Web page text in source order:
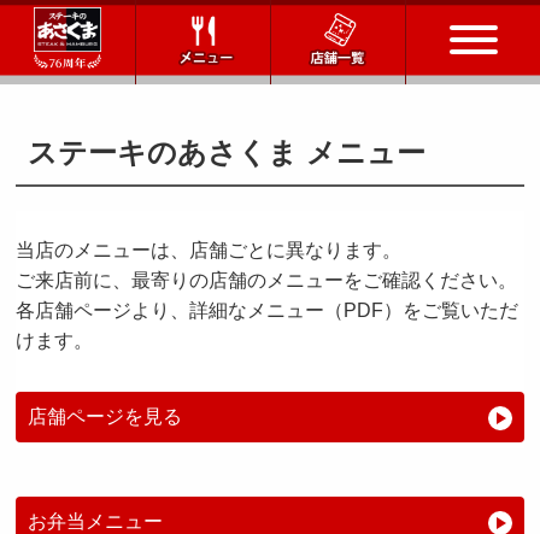
メニュー
会社情報
会社概要
IR情報
通販サイト
採用情報
ステーキのあさくま メニュー
当店のメニューは、店舗ごとに異なります。
ご来店前に、最寄りの店舗のメニューをご確認ください。
各店舗ページより、詳細なメニュー（PDF）をご覧いただ
けます。
店舗ページを見る
お弁当メニュー